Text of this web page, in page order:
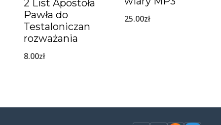
2 List Apostoła
Pawła do
Testaloniczan
rozważania
8.00zł
25.00zł